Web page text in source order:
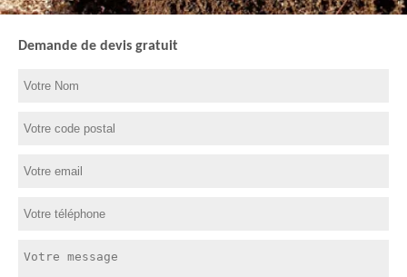
Demande de devis gratuit